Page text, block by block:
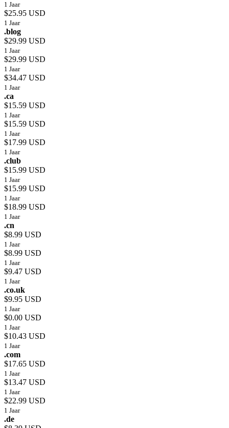
1 Jaar
$25.95 USD
1 Jaar
.blog
$29.99 USD
1 Jaar
$29.99 USD
1 Jaar
$34.47 USD
1 Jaar
.ca
$15.59 USD
1 Jaar
$15.59 USD
1 Jaar
$17.99 USD
1 Jaar
.club
$15.99 USD
1 Jaar
$15.99 USD
1 Jaar
$18.99 USD
1 Jaar
.cn
$8.99 USD
1 Jaar
$8.99 USD
1 Jaar
$9.47 USD
1 Jaar
.co.uk
$9.95 USD
1 Jaar
$0.00 USD
1 Jaar
$10.43 USD
1 Jaar
.com
$17.65 USD
1 Jaar
$13.47 USD
1 Jaar
$22.99 USD
1 Jaar
.de